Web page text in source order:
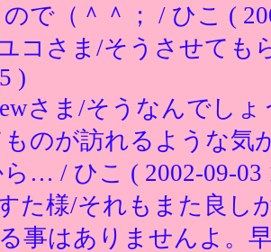
で（＾＾； / ひこ (
コさま/そうさせても
)
さま/そうなんでし
ものが訪れるような気
… / ひこ ( 2002-09-03
た様/それもまた良し
事はありませんよ。